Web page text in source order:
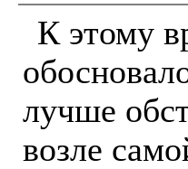
К этому
лучше
возле